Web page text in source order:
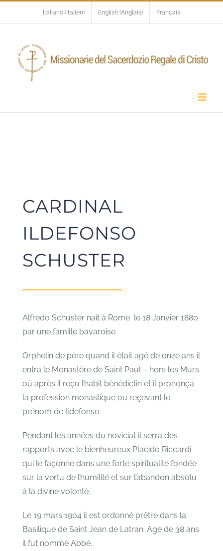
Italiano ( Italien) English (Anglais) Français
CARDINAL
ILDEFONSO
SCHUSTER
Alfredo Schuster naît à Rome le 18 Janvier 1880
par une famille bavaroise.
Orphelin de père quand il était agé de onze ans il
entra le Monastère de Saint Paul – hors les Murs
où après il reçu l’habit bénédictin et il prononça
la profession monastique ou reçevant le
prénom de Ildefonso.
Pendant les années du noviciat il serra des
rapports avec le bienheureux Placido Riccardi
qui le façonne dans une forte spiritualité fondée
sur la vertu de l’humilité et sur l’abandon absolu
à la divine volonté.
Le 19 mars 1904 il est ordonné prêtre dans la
Basilique de Saint Jean de Latran. Agé de 38 ans
il fut nommé Abbé.